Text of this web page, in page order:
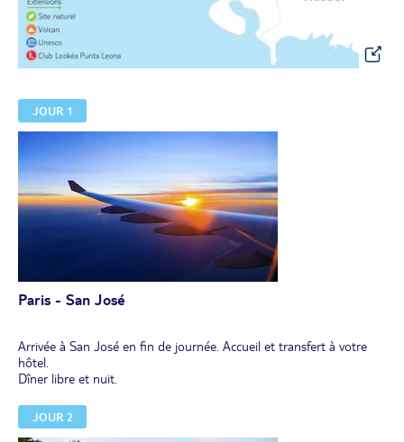
JOUR 1
Paris - San José
Arrivée à San José en fin de journée. Accueil et transfert à votre
hôtel.
Dîner libre et nuit.
JOUR 2